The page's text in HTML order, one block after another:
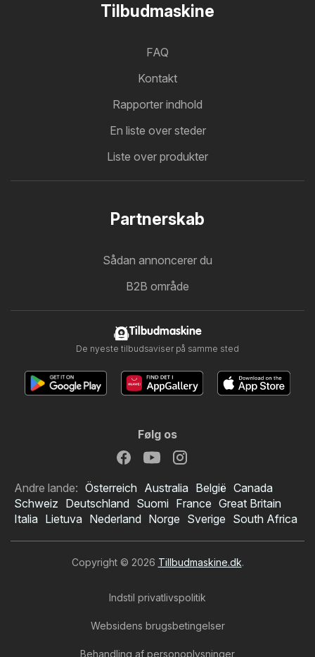
Tilbudmaskine
FAQ
Kontakt
Rapporter indhold
En liste over steder
Liste over produkter
Partnerskab
Sådan annoncerer du
B2B område
Tilbudmaskine
De nyeste tilbudsaviser på samme sted
Følg os
Andre lande: Österreich Australia België Canada
Schweiz Deutschland Suomi France Great Britain
Italia Lietuva Nederland Norge Sverige South Africa
Copyright © 2026 Tillbudmaskine.dk.
Indstil privatlivspolitik
Websidens brugsbetingelser
Behandling af personoplysninger